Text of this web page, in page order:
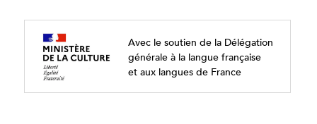
Avec le soutien de la Délégation
générale à la langue française
et aux langues de France